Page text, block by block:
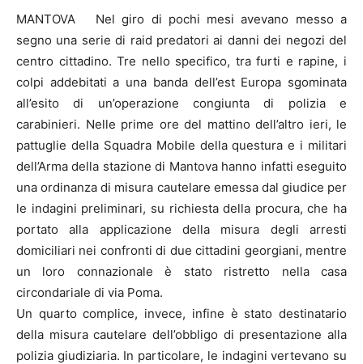
MANTOVA Nel giro di pochi mesi avevano messo a
segno una serie di raid predatori ai danni dei negozi del
centro cittadino. Tre nello specifico, tra furti e rapine, i
colpi addebitati a una banda dell’est Europa sgominata
all’esito di un’operazione congiunta di polizia e
carabinieri. Nelle prime ore del mattino dell’altro ieri, le
pattuglie della Squadra Mobile della questura e i militari
dell’Arma della stazione di Mantova hanno infatti eseguito
una ordinanza di misura cautelare emessa dal giudice per
le indagini preliminari, su richiesta della procura, che ha
portato alla applicazione della misura degli arresti
domiciliari nei confronti di due cittadini georgiani, mentre
un loro connazionale è stato ristretto nella casa
circondariale di via Poma.
Un quarto complice, invece, infine è stato destinatario
della misura cautelare dell’obbligo di presentazione alla
polizia giudiziaria. In particolare, le indagini vertevano su